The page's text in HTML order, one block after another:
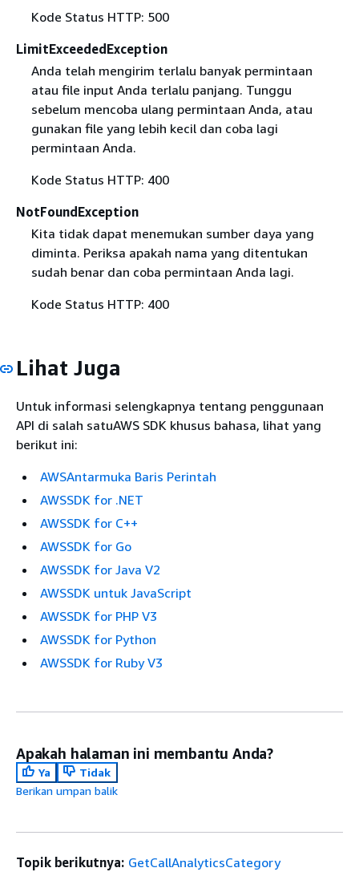
Kode Status HTTP: 500
LimitExceededException
Anda telah mengirim terlalu banyak permintaan
atau file input Anda terlalu panjang. Tunggu
sebelum mencoba ulang permintaan Anda, atau
gunakan file yang lebih kecil dan coba lagi
permintaan Anda.
Kode Status HTTP: 400
NotFoundException
Kita tidak dapat menemukan sumber daya yang
diminta. Periksa apakah nama yang ditentukan
sudah benar dan coba permintaan Anda lagi.
Kode Status HTTP: 400
Lihat Juga
Untuk informasi selengkapnya tentang penggunaan
API di salah satuAWS SDK khusus bahasa, lihat yang
berikut ini:
AWSAntarmuka Baris Perintah
AWSSDK for .NET
AWSSDK for C++
AWSSDK for Go
AWSSDK for Java V2
AWSSDK untuk JavaScript
AWSSDK for PHP V3
AWSSDK for Python
AWSSDK for Ruby V3
Apakah halaman ini membantu Anda?
Ya
Tidak
Berikan umpan balik
Topik berikutnya: GetCallAnalyticsCategory